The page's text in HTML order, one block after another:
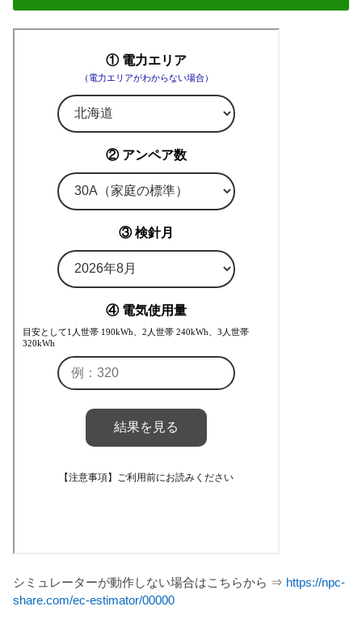
シミュレーターが動作しない場合はこちらから ⇒ https://npc-
share.com/ec-estimator/00000